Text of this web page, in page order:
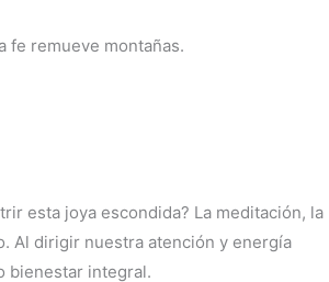
fe remueve montañas.
esta joya escondida? La meditación, la
Al dirigir nuestra atención y energía
bienestar integral.